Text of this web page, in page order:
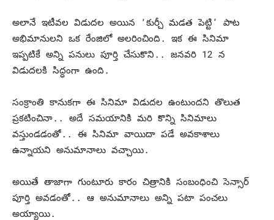
అలానే ఇటీవల విడుదల అయిన ‘కుర్చీ మడత పెట్టి’ పాట
అభిమానులని ఒక రేంజిలో అలరించింది. ఇక ఈ సినిమా
ఇప్పటికే అన్ని పనులు పూర్తి చేసుకొని.. జనవరి 12 న
విడుదలకి సిద్ధంగా ఉంది.
సంక్రాంతి కానుకగా ఈ సినిమా విడుదల ఉంటుందని తొలుత
ప్రకటించినా.. అదే సమయానికి మరి కొన్ని సినిమాలు
వస్తుండడంతో.. ఈ సినిమా వాయిదా పడే అవకాశాలు
ఉన్నాయని అనుమానాలు వచ్చాయి.
అయితే తాజాగా గుంటూరు కారం చిత్రానికి సంబంధించి సెన్సార్
పూర్తి అవడంతో.. ఆ అనుమానాలు అన్ని పటా పంచలు
అయ్యాయి.